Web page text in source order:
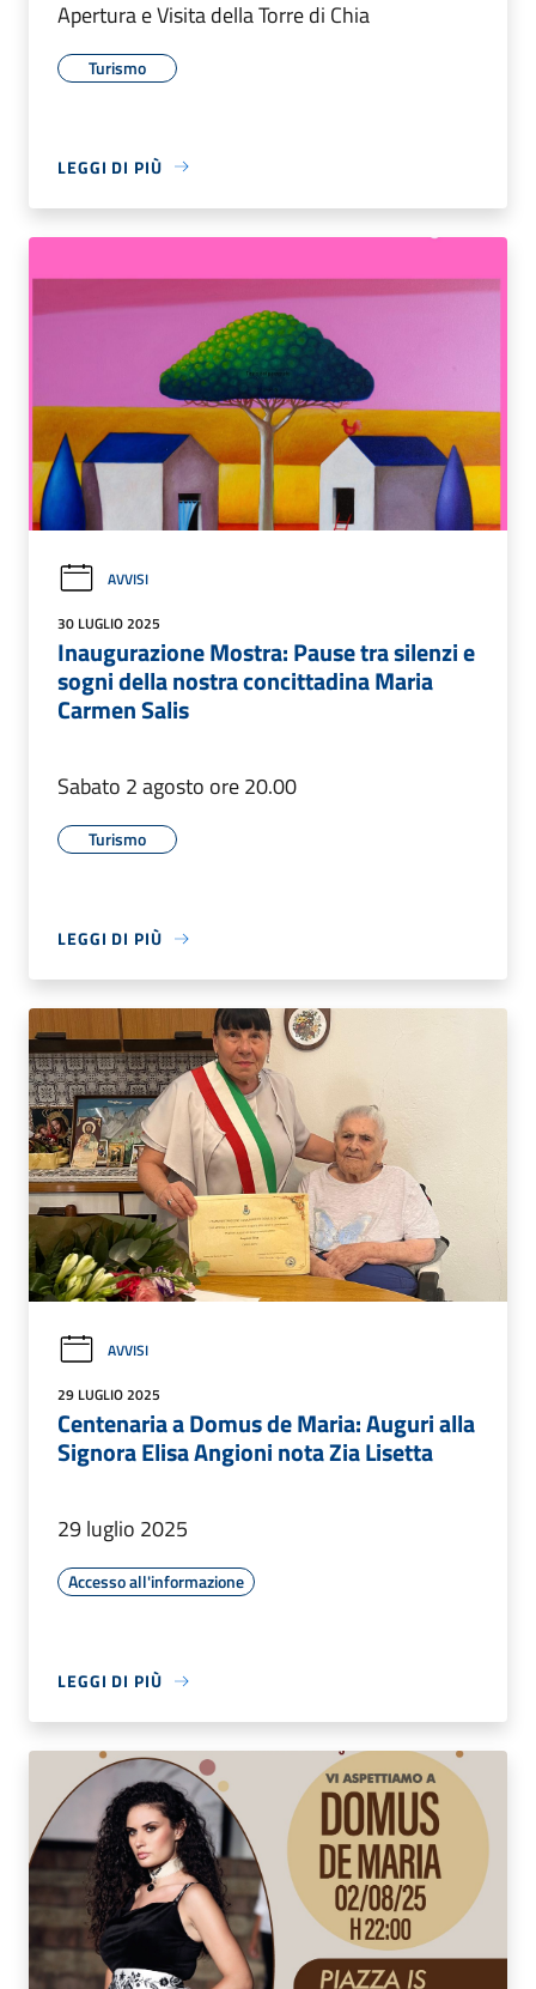
Apertura e Visita della Torre di Chia
Turismo
LEGGI DI PIÙ
AVVISI
30 LUGLIO 2025
Inaugurazione Mostra: Pause tra silenzi e
sogni della nostra concittadina Maria
Carmen Salis
Sabato 2 agosto ore 20.00
Turismo
LEGGI DI PIÙ
AVVISI
29 LUGLIO 2025
Centenaria a Domus de Maria: Auguri alla
Signora Elisa Angioni nota Zia Lisetta
29 luglio 2025
Accesso all'informazione
LEGGI DI PIÙ